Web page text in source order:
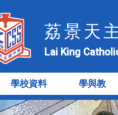
荔景天
Lai King
學校資料 學與教